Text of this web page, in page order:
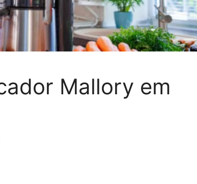
Mallory em